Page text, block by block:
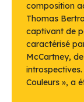
composition
Thomas
captivant de
caractérisé
McCartney,
Couleurs », a